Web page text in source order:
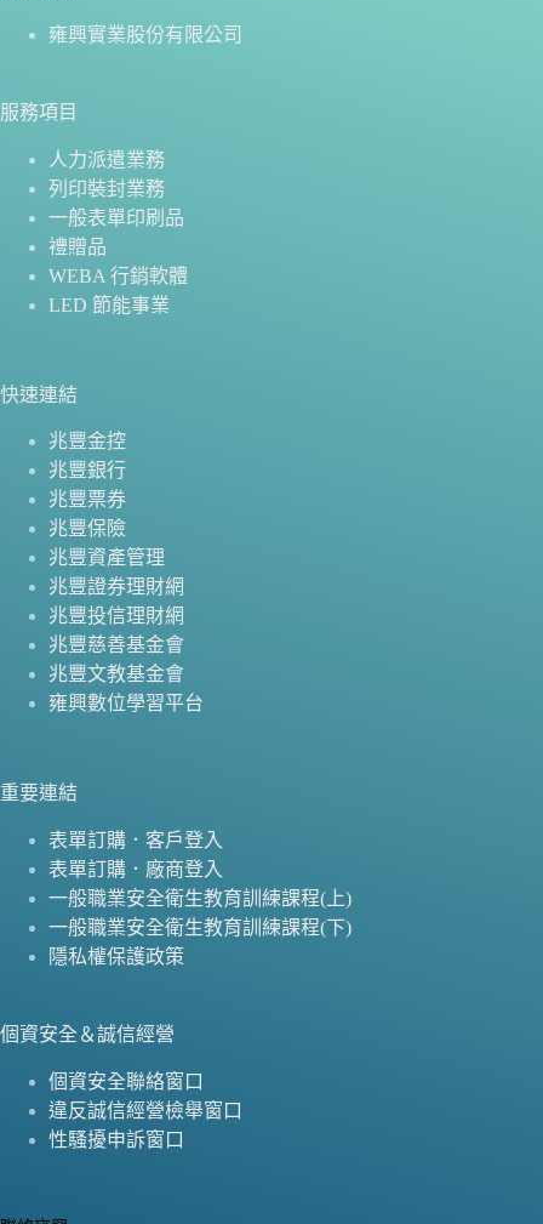
雍興實業股份有限公司
服務項目
人力派遣業務
列印裝封業務
一般表單印刷品
禮贈品
WEBA 行銷軟體
LED 節能事業
快速連結
兆豐金控
兆豐銀行
兆豐票券
兆豐保險
兆豐資產管理
兆豐證券理財網
兆豐投信理財網
兆豐慈善基金會
兆豐文教基金會
雍興數位學習平台
重要連結
表單訂購．客戶登入
表單訂購．廠商登入
一般職業安全衛生教育訓練課程(上)
一般職業安全衛生教育訓練課程(下)
隱私權保護政策
個資安全＆誠信經營
個資安全聯絡窗口
違反誠信經營檢舉窗口
性騷擾申訴窗口